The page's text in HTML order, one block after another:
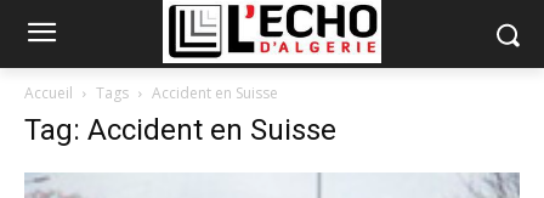
Accueil Tags Accident en Suisse
Tag: Accident en Suisse